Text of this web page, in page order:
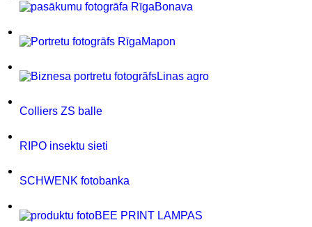
Bonava
Mapon
Linas agro
Colliers ZS balle
RIPO insektu sieti
SCHWENK fotobanka
BEE PRINT LAMPAS